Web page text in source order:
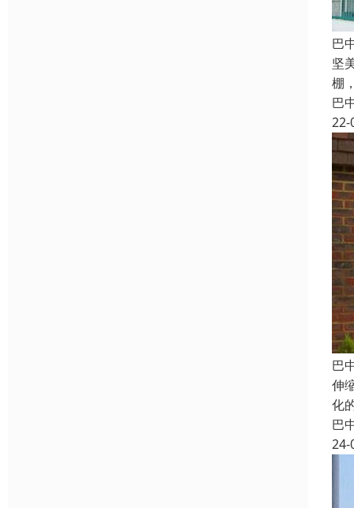
巴
坚
棚
巴
22-
巴
伸
化
巴
24-